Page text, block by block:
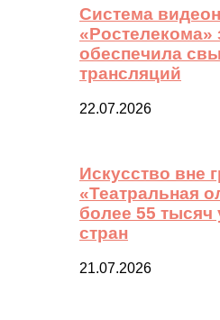
Система
«Ростелекома»
обеспечила
трансляций
22.07.2026
Искусство вне
«Театральная
более 55 тысяч
стран
21.07.2026